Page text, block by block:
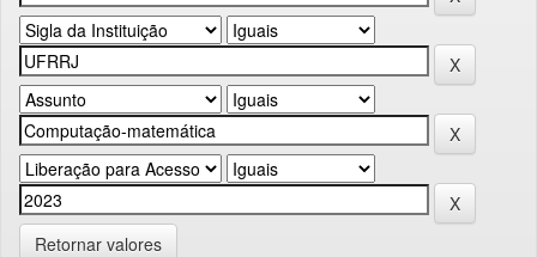
Retornar valores